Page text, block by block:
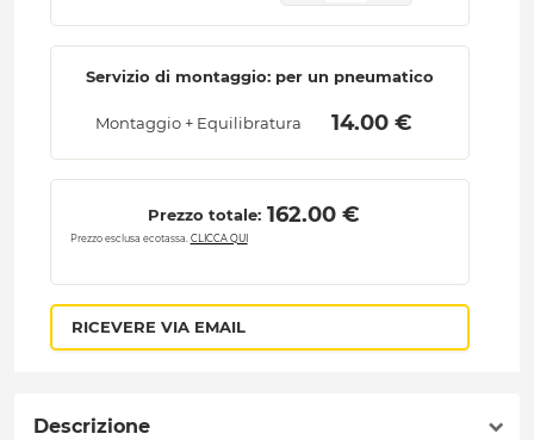
Servizio di montaggio: per un pneumatico
Montaggio + Equilibratura 14.00 €
Prezzo totale: 162.00 €
Prezzo esclusa ecotassa. CLICCA QUI
RICEVERE VIA EMAIL
Descrizione